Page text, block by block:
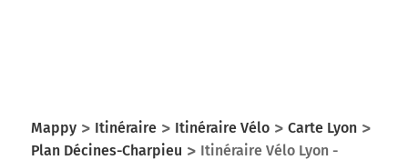
Mappy Itinéraire Itinéraire Vélo
Carte Lyon
Plan Décines-Charpieu
Itinéraire Vélo Lyon -